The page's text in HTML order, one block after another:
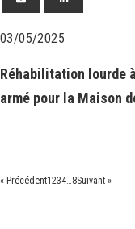
03/05/2025
Réhabilitation lourde
armé pour la Maison
« Précédent1234…8Suivant »